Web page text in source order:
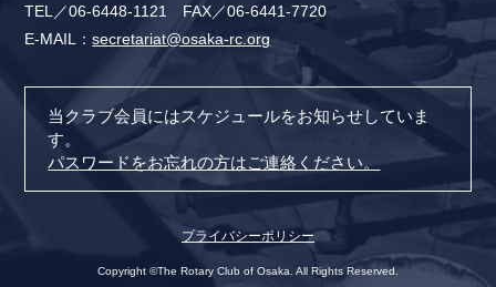
TEL／06-6448-1121 FAX／06-6441-7720
E-MAIL：secretariat@osaka-rc.org
当クラブ会員にはスケジュールをお知らせしていま
す。
パスワードをお忘れの方はご連絡ください。
プライバシーポリシー
Copyright ©The Rotary Club of Osaka. All Rights Reserved.